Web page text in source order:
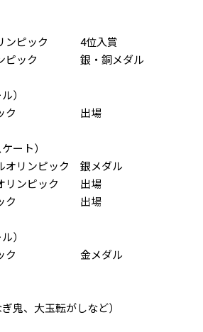
ンピック 4位入賞
ンピック 銀・銅メダル
）
ピック 出場
ート）
リンピック 銀メダル
リンピック 出場
ピック 出場
）
ピック 金メダル
鬼、大玉転がしなど）